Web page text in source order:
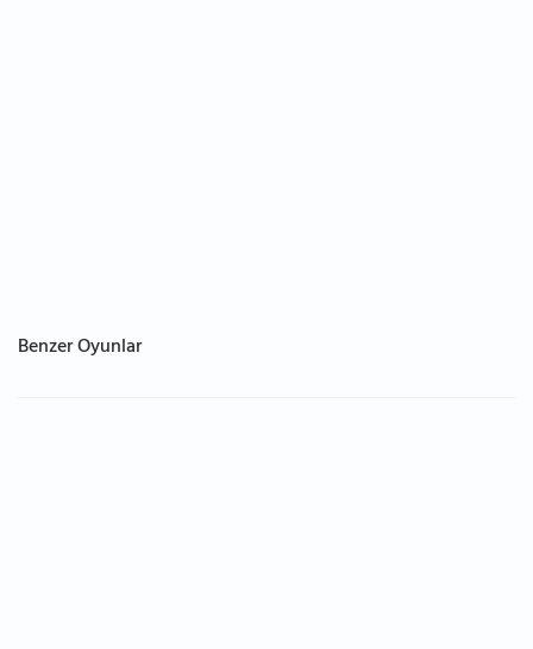
Benzer Oyunlar